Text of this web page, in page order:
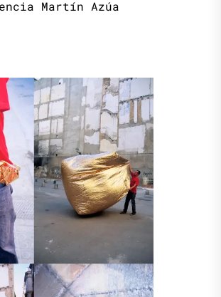
Martín Azúa